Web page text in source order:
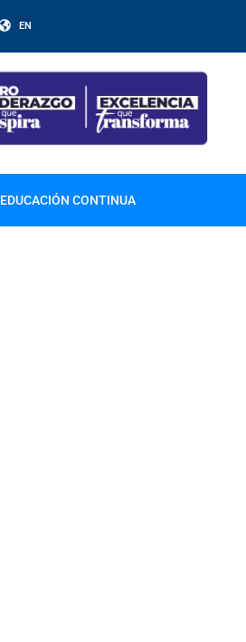
EN
EDUCACIÓN CONTINUA